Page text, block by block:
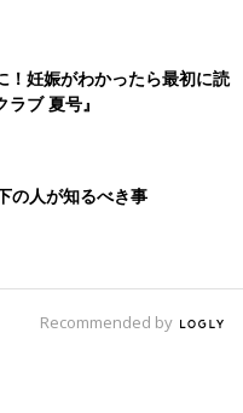
色体異常の可能性も
よる詳しい診察と検査を
した。さらに、心臓の動
すと心停止もあり得
が弱くなる様子が何度か
！妊娠がわかったら最初に読
ブ 夏号』
の人が知るべき事
Recommended by